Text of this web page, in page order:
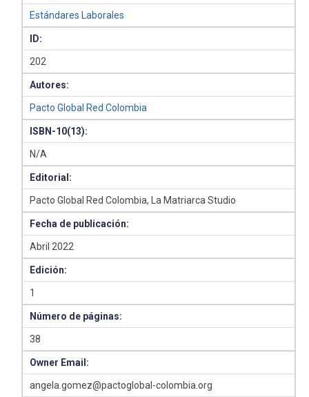
Estándares Laborales
ID:
202
Autores:
Pacto Global Red Colombia
ISBN-10(13):
N/A
Editorial:
Pacto Global Red Colombia, La Matriarca Studio
Fecha de publicación:
Abril 2022
Edición:
1
Número de páginas:
38
Owner Email:
angela.gomez@pactoglobal-colombia.org